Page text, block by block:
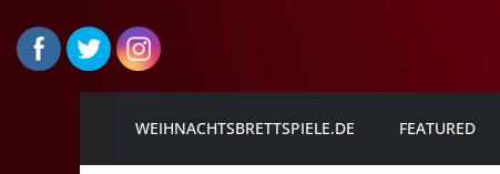
Die
WEIHNACHTSBRETTSPIELE.DE FEATURED